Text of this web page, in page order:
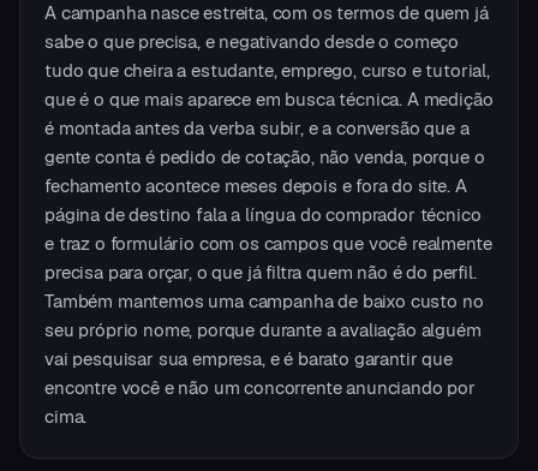
A campanha nasce estreita, com os termos de quem já
sabe o que precisa, e negativando desde o começo
tudo que cheira a estudante, emprego, curso e tutorial,
que é o que mais aparece em busca técnica. A medição
é montada antes da verba subir, e a conversão que a
gente conta é pedido de cotação, não venda, porque o
fechamento acontece meses depois e fora do site. A
página de destino fala a língua do comprador técnico
e traz o formulário com os campos que você realmente
precisa para orçar, o que já filtra quem não é do perfil.
Também mantemos uma campanha de baixo custo no
seu próprio nome, porque durante a avaliação alguém
vai pesquisar sua empresa, e é barato garantir que
encontre você e não um concorrente anunciando por
cima.